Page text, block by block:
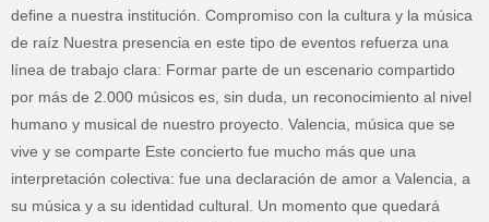
define a nuestra institución. Compromiso con la cultura y la música
de raíz Nuestra presencia en este tipo de eventos refuerza una
línea de trabajo clara: Formar parte de un escenario compartido
por más de 2.000 músicos es, sin duda, un reconocimiento al nivel
humano y musical de nuestro proyecto. Valencia, música que se
vive y se comparte Este concierto fue mucho más que una
interpretación colectiva: fue una declaración de amor a Valencia, a
su música y a su identidad cultural. Un momento que quedará